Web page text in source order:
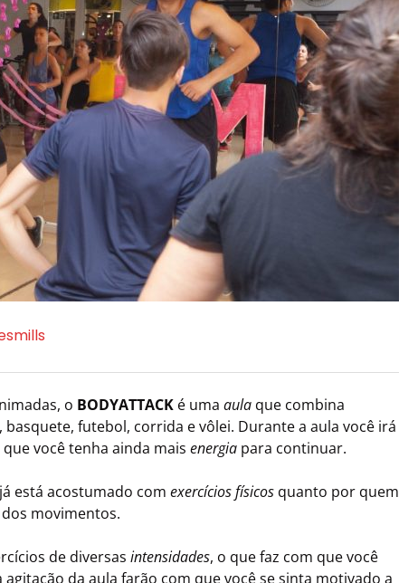
o BODYATTACK é uma aula que combina
futebol, corrida e vôlei. Durante a aula você irá
você tenha ainda mais energia para continuar.
está acostumado com exercícios físicos quanto por quem
movimentos.
de diversas intensidades, o que faz com que você
da aula farão com que você se sinta motivado a